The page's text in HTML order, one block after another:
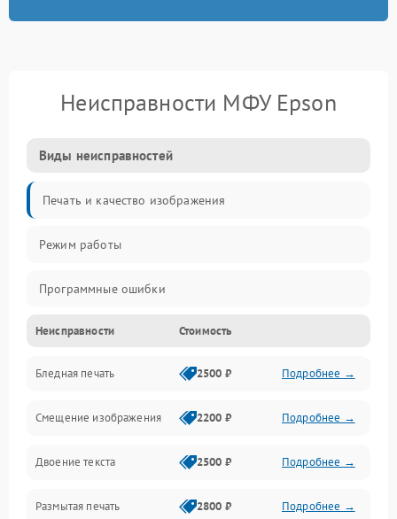
Неисправности МФУ Epson
Виды неисправностей
Печать и качество изображения
Режим работы
Программные ошибки
Картриджи и расходники
Сканер и копирование
Механика и узлы
Программные сбои
Подключение и интерфейсы
Неисправности Стоимость
Бледная печать 2500 ₽ Подробнее →
Смещение изображения 2200 ₽ Подробнее →
Двоение текста 2500 ₽ Подробнее →
Размытая печать 2800 ₽ Подробнее →